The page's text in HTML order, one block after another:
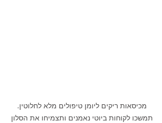
מכיסאות ריקים ליומן טיפולים מלא לחלוטין.
תמשכו לקוחות ביוטי נאמנים ותצמיחו את הסלון